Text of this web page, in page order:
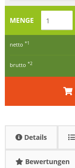
MENGE
netto *1
brutto *2
Details
Bewertungen